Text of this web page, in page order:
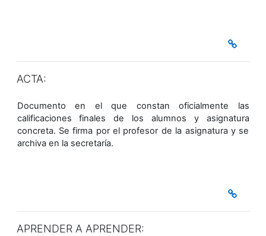
ACTA:
Documento en el que constan oficialmente las
calificaciones finales de los alumnos y asignatura
concreta. Se firma por el profesor de la asignatura y se
archiva en la secretaría.
APRENDER A APRENDER: